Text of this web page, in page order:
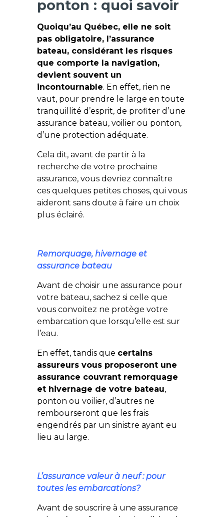
ponton : quoi savoir
Quoiqu’au Québec, elle ne soit
pas obligatoire, l’assurance
bateau, considérant les risques
que comporte la navigation,
devient souvent un
incontournable. En effet, rien ne
vaut, pour prendre le large en toute
tranquillité d’esprit, de profiter d’une
assurance bateau, voilier ou ponton,
d’une protection adéquate.
Cela dit, avant de partir à la
recherche de votre prochaine
assurance, vous devriez connaître
ces quelques petites choses, qui vous
aideront sans doute à faire un choix
plus éclairé.
Remorquage, hivernage et
assurance bateau
Avant de choisir une assurance pour
votre bateau, sachez si celle que
vous convoitez ne protège votre
embarcation que lorsqu’elle est sur
l’eau.
En effet, tandis que certains
assureurs vous proposeront une
assurance couvrant remorquage
et hivernage de votre bateau,
ponton ou voilier, d’autres ne
rembourseront que les frais
engendrés par un sinistre ayant eu
lieu au large.
L’assurance valeur à neuf : pour
toutes les embarcations?
Avant de souscrire à une assurance